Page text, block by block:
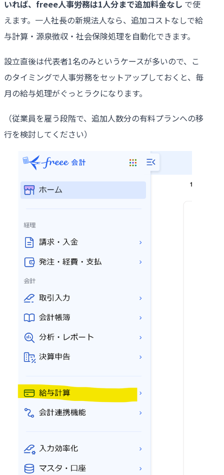
いれば、 freee人事労務は1人分まで追加料金なし で使
えます。一人社長の新規法人なら、追加コストなしで給
与計算・源泉徴収・社会保険処理を自動化できます。
設立直後は代表者1名のみというケースが多いので、こ
のタイミングで人事労務をセットアップしておくと、毎
月の給与処理がぐっとラクになります。
（従業員を雇う段階で、追加人数分の有料プランへの移
行を検討してください）